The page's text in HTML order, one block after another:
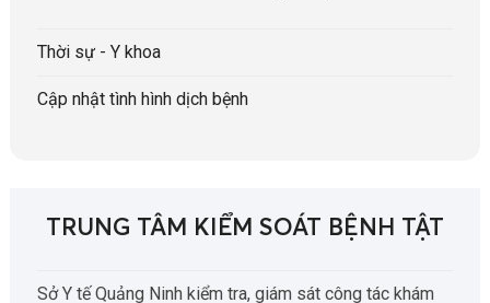
Thời sự - Y khoa
Cập nhật tình hình dịch bệnh
TRUNG TÂM KIỂM SOÁT BỆNH TẬT
Sở Y tế Quảng Ninh kiểm tra, giám sát công tác khám